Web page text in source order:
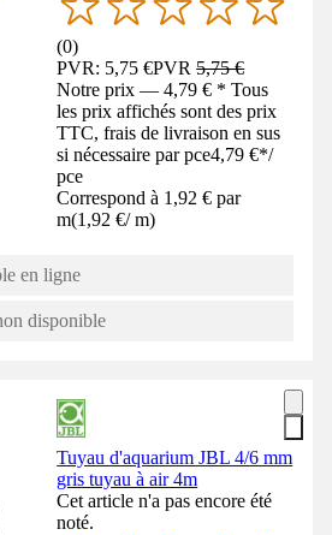
(0)
PVR: 5,75 €PVR5,75 €
Notre prix — 4,79 € * Tous
les prix affichés sont des prix
TTC, frais de livraison en sus
si nécessaire par pce4,79 €*/
pce
Correspond à 1,92 € par
m(1,92 €/ m)
en ligne
disponible
Tuyau d'aquarium JBL 4/6 mm
gris tuyau à air 4m
Cet article n'a pas encore été
noté.